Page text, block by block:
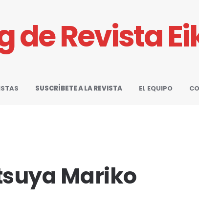
de Revista
SUSCRÍBETE A LA REVISTA EL EQUIPO
Mariko